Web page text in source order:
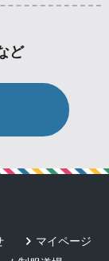
ど
マイページ